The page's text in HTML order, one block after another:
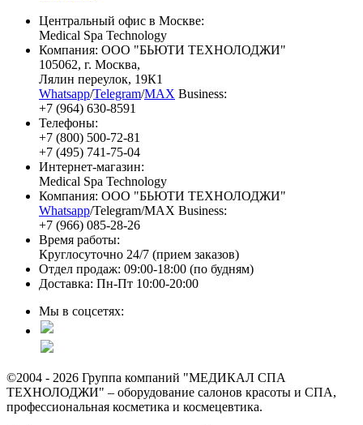
Центральный офис в Москве:
Medical Spa Technology
Компания: ООО "БЬЮТИ ТЕХНОЛОДЖИ"
105062, г. Москва,
Лялин переулок, 19К1
Whatsapp/Telegram/MAX Business:
+7 (964) 630-8591
Телефоны:
+7 (800) 500-72-81
+7 (495) 741-75-04
Интернет-магазин:
Medical Spa Technology
Компания: ООО "БЬЮТИ ТЕХНОЛОДЖИ"
Whatsapp/Telegram/MAX Business:
+7 (966) 085-28-26
Время работы:
Круглосуточно 24/7 (прием заказов)
Отдел продаж: 09:00-18:00 (по будням)
Доставка: Пн-Пт 10:00-20:00
Мы в соцсетях:
©2004 - 2026 Группа компаний "МЕДИКАЛ СПА
ТЕХНОЛОДЖИ" – оборудование салонов красоты и СПА,
профессиональная косметика и космецевтика.